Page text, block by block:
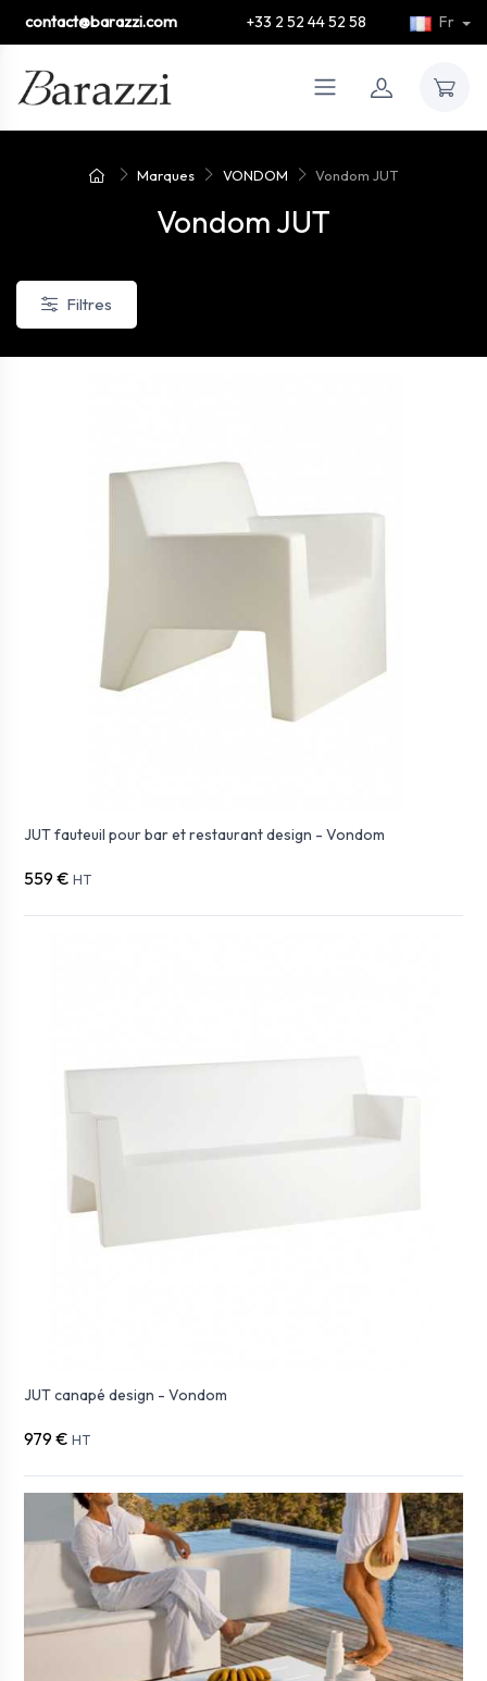
contact@barazzi.com +33 2 52 44 52 58 Fr
Marques VONDOM Vondom JUT
Vondom JUT
Filtres
JUT fauteuil pour bar et restaurant design - Vondom
559 € HT
JUT canapé design - Vondom
979 € HT